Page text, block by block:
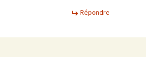
Répondre